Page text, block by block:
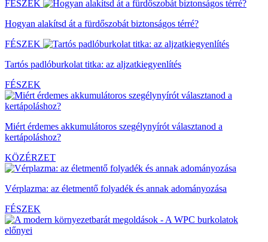
FÉSZEK
Hogyan alakítsd át a fürdőszobát biztonságos térré?
FÉSZEK
Tartós padlóburkolat titka: az aljzatkiegyenlítés
FÉSZEK
Miért érdemes akkumulátoros szegélynyírót választanod a
kertápoláshoz?
KÖZÉRZET
Vérplazma: az életmentő folyadék és annak adományozása
FÉSZEK